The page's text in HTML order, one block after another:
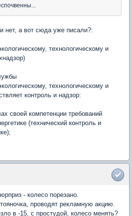
нет, а вот сюда уже писали?:
технологическому и
технологическому и
контроль и надзор:
своей компетенции требований
(технический контроль и
- колесо порезано.
проводят рекламную акцию.
в -15, с простудой, колесо менять?